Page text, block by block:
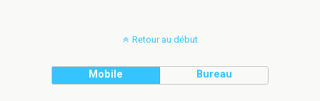
Retour au début
Mobile Bureau